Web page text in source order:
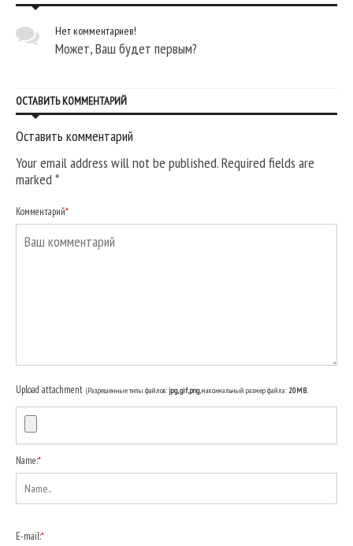
Нет комментариев!
Может, Ваш будет первым?
ОСТАВИТЬ КОММЕНТАРИЙ
Оставить комментарий
Your email address will not be published. Required fields are
marked*
Комментарий*
Upload attachment (Разрешенные типы файлов:jpg, gif, png, максимальный размер файла:20MB.
Name:*
E-mail:*